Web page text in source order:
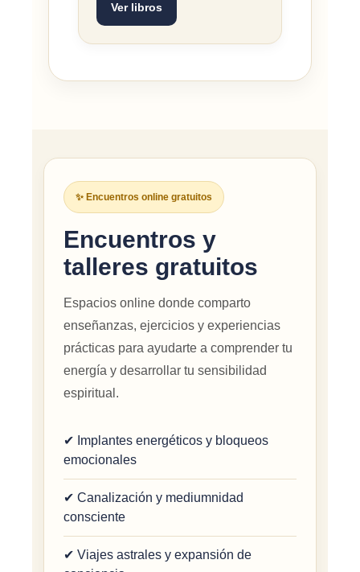
Ver libros
✨ Encuentros online gratuitos
Encuentros y
talleres gratuitos
Espacios online donde comparto
enseñanzas, ejercicios y experiencias
prácticas para ayudarte a comprender tu
energía y desarrollar tu sensibilidad
espiritual.
✔ Implantes energéticos y bloqueos
emocionales
✔ Canalización y mediumnidad
consciente
✔ Viajes astrales y expansión de